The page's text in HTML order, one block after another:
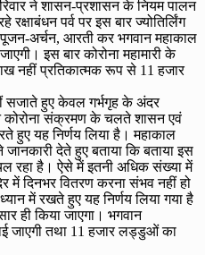
ने शासन-प्रशासन के नियम पालन
पर्व पर इस बार ज्योतिर्लिंग
अर्चन, आरती कर भगवान महाकाल
इस बार कोरोना महामारी के
नहीं प्रतिकात्मक रूप से 11 हजार
सजाते हुए केवल गर्भगृह के अंदर
कोरोना संक्रमण के चलते शासन एवं
हुए यह निर्णय लिया है। महाकाल
देते हुए बताया कि बताया इस
रहा है। ऐसे में इतनी अधिक संख्या में
में दिनभर वितरण करना संभव नहीं हो
में रखते हुए यह निर्णय लिया गया है
ही किया जाएगा। भगवान
जाएगी तथा 11 हजार लड्डुओं का